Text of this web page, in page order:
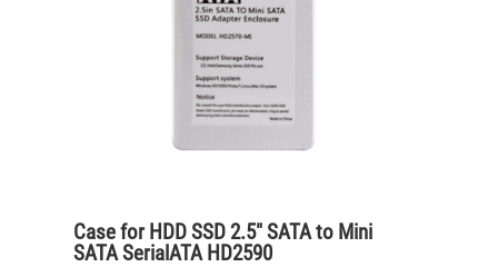
Case for HDD SSD 2.5″ SATA to Mini
SATA SerialATA HD2590